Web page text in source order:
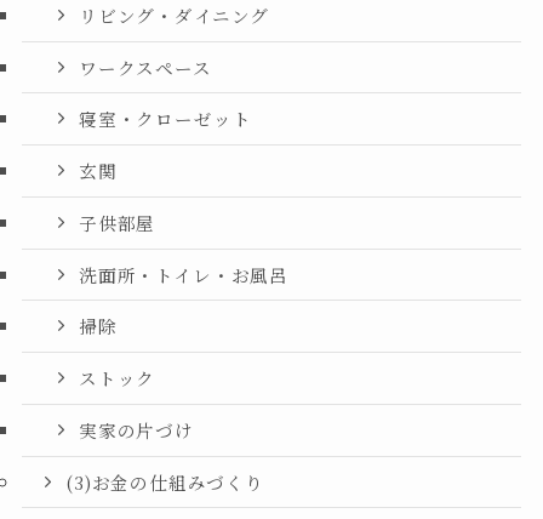
リビング・ダイニング
ワークスペース
寝室・クローゼット
玄関
子供部屋
洗面所・トイレ・お風呂
掃除
ストック
実家の片づけ
(3)お金の仕組みづくり